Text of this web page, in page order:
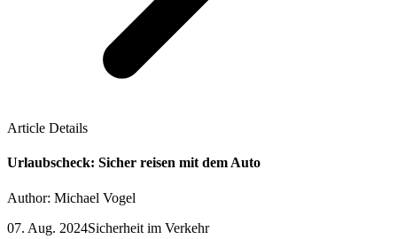
Article Details
Urlaubscheck: Sicher reisen mit dem Auto
Author: Michael Vogel
07. Aug. 2024Sicherheit im Verkehr